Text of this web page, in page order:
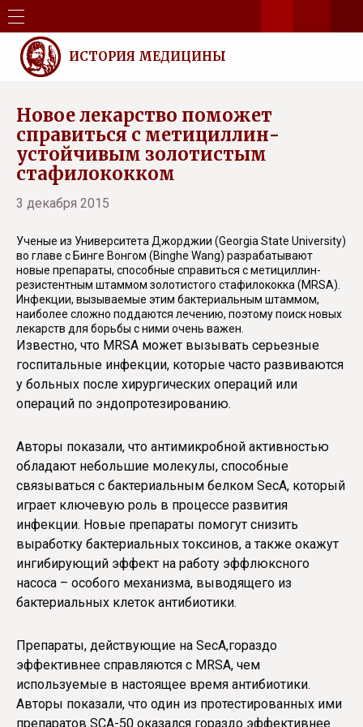
ИСТОРИЯ МЕДИЦИНЫ
Новое лекарство поможет
справиться с метициллин-
устойчивым золотистым
стафилококком
3 декабря 2015
Ученые из Университета Джорджии (Georgia State University)
во главе с Бинге Вонгом (Binghe Wang) разрабатывают
новые препараты, способные справиться с метициллин-
резистентным штаммом золотистого стафилококка (MRSA).
Инфекции, вызываемые этим бактериальным штаммом,
наиболее сложно поддаются лечению, поэтому поиск новых
лекарств для борьбы с ними очень важен.
Известно, что MRSA может вызывать серьезные
госпитальные инфекции, которые часто развиваются
у больных после хирургических операций или
операций по эндопротезированию.
Авторы показали, что антимикробной активностью
обладают небольшие молекулы, способные
связываться с бактериальным белком SecA, который
играет ключевую роль в процессе развития
инфекции. Новые препараты помогут снизить
выработку бактериальных токсинов, а также окажут
ингибирующий эффект на работу эффлюксного
насоса – особого механизма, выводящего из
бактериальных клеток антибиотики.
Препараты, действующие на SecA,гораздо
эффективнее справляются с MRSA, чем
используемые в настоящее время антибиотики.
Авторы показали, что один из протестированных ими
препаратов SCA-50 оказался гораздо эффективнее